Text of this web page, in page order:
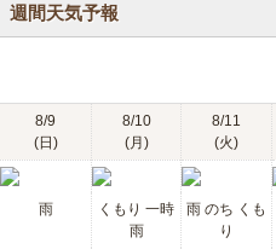
週間天気予報
8/9
(日)
8/10
(月)
8/11
(火)
雨
くもり 一時
雨
雨 のち くも
り